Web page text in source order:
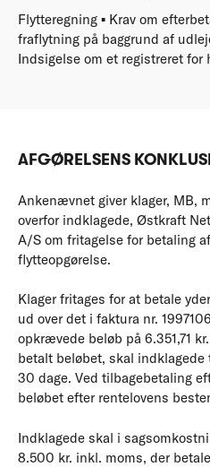
Flytteregning ▪ Krav om
fraflytning på baggrund af
Indsigelse om et registreret for
AFGØRELSENS
Ankenævnet giver klager, MB,
overfor indklagede, Østkraft
A/S om fritagelse for betaling
flytteopgørelse.
Klager fritages for at betale
ud over det i faktura nr.
opkrævede beløb på 6.351,71
betalt beløbet, skal
30 dage. Ved tilbagebetaling
beløbet efter rentelovens
Indklagede skal i
8.500 kr. inkl. moms, der